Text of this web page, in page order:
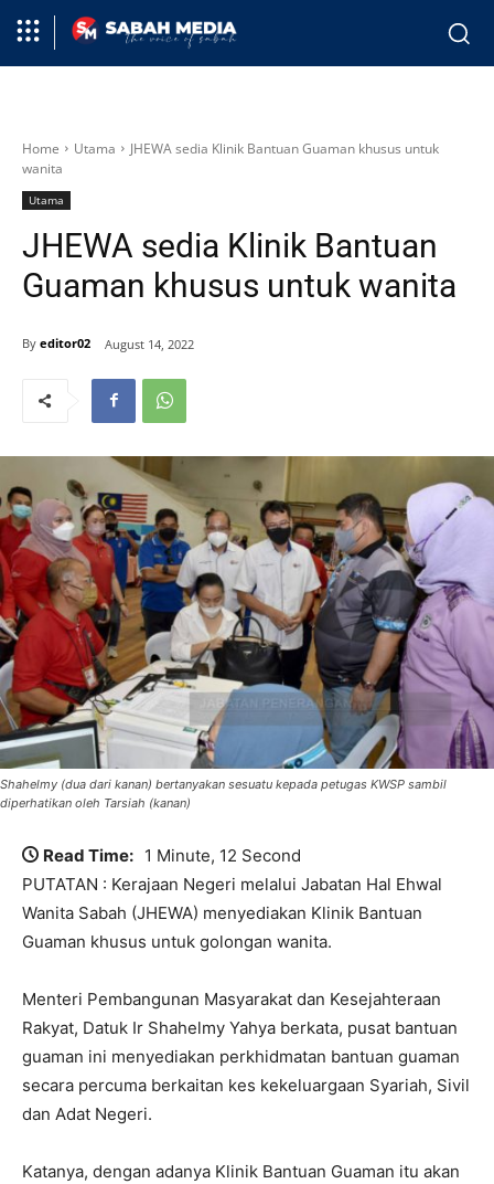
Home Utama
JHEWA sedia Klinik Bantuan Guaman khusus untuk
wanita
Utama
JHEWA sedia Klinik Bantuan
Guaman khusus untuk wanita
By editor02 August 14, 2022
Shahelmy (dua dari kanan) bertanyakan sesuatu kepada petugas KWSP sambil
diperhatikan oleh Tarsiah (kanan)
Read Time: 1 Minute, 12 Second
PUTATAN : Kerajaan Negeri melalui Jabatan Hal Ehwal
Wanita Sabah (JHEWA) menyediakan Klinik Bantuan
Guaman khusus untuk golongan wanita.
Menteri Pembangunan Masyarakat dan Kesejahteraan
Rakyat, Datuk Ir Shahelmy Yahya berkata, pusat bantuan
guaman ini menyediakan perkhidmatan bantuan guaman
secara percuma berkaitan kes kekeluargaan Syariah, Sivil
dan Adat Negeri.
Katanya, dengan adanya Klinik Bantuan Guaman itu akan